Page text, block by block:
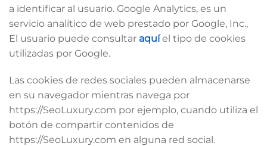
a identificar al usuario. Google Analytics, es un
servicio analítico de web prestado por Google, Inc.,
El usuario puede consultar aquíel tipo de cookies
utilizadas por Google.
Las cookies de redes sociales pueden almacenarse
en su navegador mientras navega por
https://SeoLuxury.com por ejemplo, cuando utiliza el
botón de compartir contenidos de
https://SeoLuxury.com en alguna red social.